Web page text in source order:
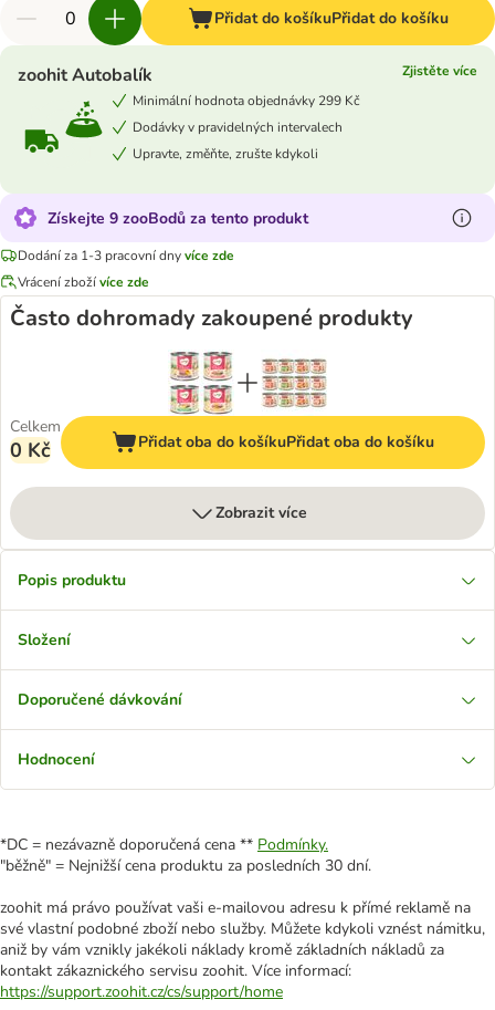
Přidat do košíkuPřidat do košíku
zoohit Autobalík
Zjistěte více
Minimální hodnota objednávky 299 Kč
Dodávky v pravidelných intervalech
Upravte, změňte, zrušte kdykoli
Získejte 9 zooBodů za tento produkt
Dodání za 1-3 pracovní dnyvíce zde
Vrácení zbožívíce zde
Často dohromady zakoupené produkty
Celkem
0 Kč Přidat oba do košíkuPřidat oba do košíku
Zobrazit více
Popis produktu
Složení
Doporučené dávkování
Hodnocení
*DC = nezávazně doporučená cena ** Podmínky.
"běžně" = Nejnižší cena produktu za posledních 30 dní.
zoohit má právo používat vaši e-mailovou adresu k přímé reklamě na
své vlastní podobné zboží nebo služby. Můžete kdykoli vznést námitku,
aniž by vám vznikly jakékoli náklady kromě základních nákladů za
kontakt zákaznického servisu zoohit. Více informací:
https://support.zoohit.cz/cs/support/home